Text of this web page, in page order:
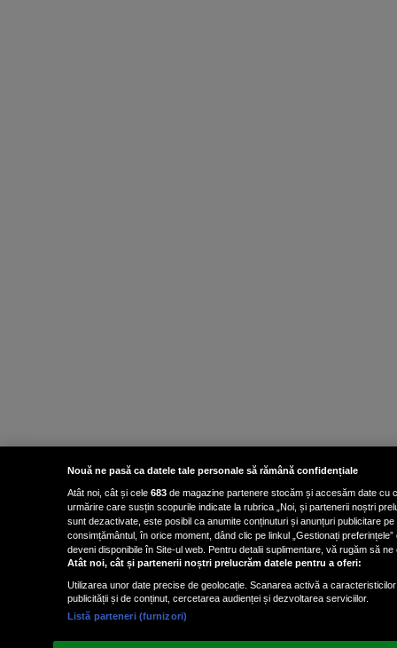
Nouă ne pasă ca datele tale personale să rămână confidențiale
Atât noi, cât și cele 683 de magazine partenere stocăm și accesăm date cu
urmărire care susțin scopurile indicate la rubrica „Noi, și partenerii noștri
sunt dezactivate, este posibil ca anumite conținuturi și anunțuri publicitare
consimțământul, în orice moment, dând clic pe linkul „Gestionați
deveni disponibile în Site-ul web. Pentru detalii suplimentare, vă rugăm să
Atât noi, cât și partenerii noștri prelucrăm datele pentru a oferi:
Utilizarea unor date precise de geolocație. Scanarea activă a
publicității și de conținut, cercetarea audienței și dezvoltarea serviciilor.
Listă parteneri (furnizori)